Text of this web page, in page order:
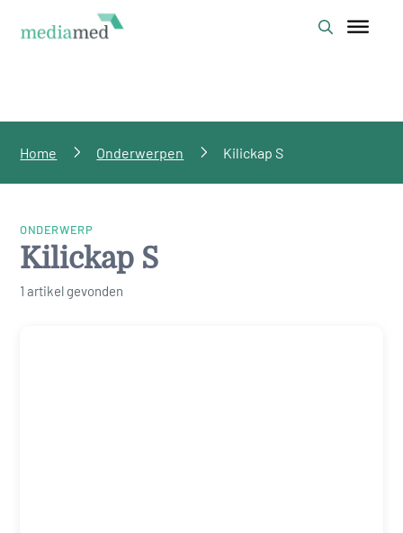
Home Onderwerpen Kilickap S
ONDERWERP
Kilickap S
1 artikel gevonden